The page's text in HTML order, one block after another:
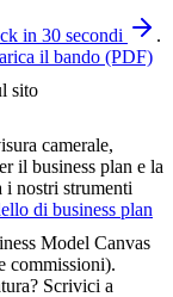
in 30 secondi
.
il bando (PDF)
sito
camerale,
il business plan e la
i nostri strumenti
di business plan
Model Canvas
commissioni).
Scrivici a